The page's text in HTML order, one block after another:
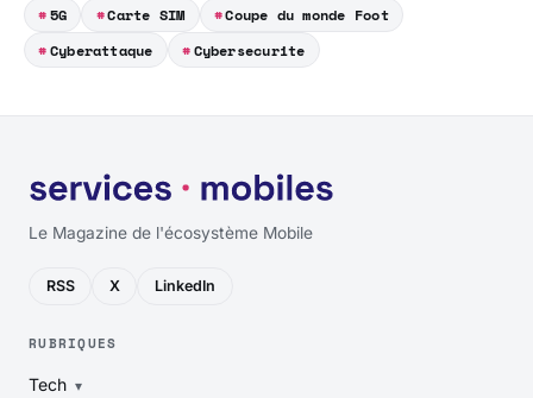
5G Carte SIM
Coupe du monde Foot
Cyberattaque
Cybersecurite
Le Magazine de l'écosystème Mobile
RSS X LinkedIn
RUBRIQUES
Tech